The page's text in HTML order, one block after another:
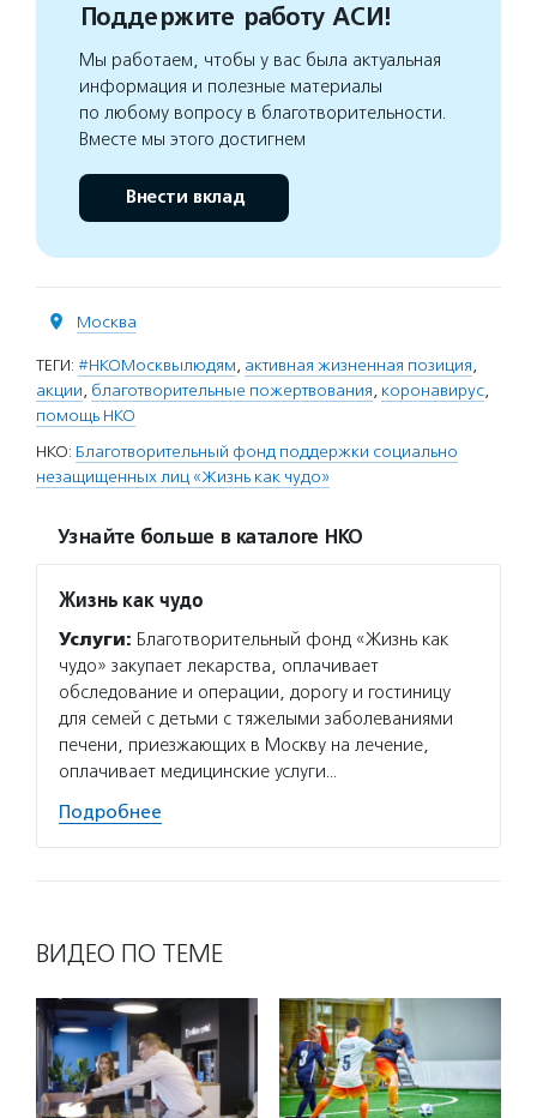
Поддержите работу АСИ!
Мы работаем, чтобы у вас была актуальная
информация и полезные материалы
по любому вопросу в благотворительности.
Вместе мы этого достигнем
Внести вклад
Москва
ТЕГИ: #НКОМосквылюдям, активная жизненная позиция,
акции, благотворительные пожертвования, коронавирус,
помощь НКО
НКО: Благотворительный фонд поддержки социально
незащищенных лиц «Жизнь как чудо»
Узнайте больше в каталоге НКО
Жизнь как чудо
Услуги: Благотворительный фонд «Жизнь как
чудо» закупает лекарства, оплачивает
обследование и операции, дорогу и гостиницу
для семей с детьми с тяжелыми заболеваниями
печени, приезжающих в Москву на лечение,
оплачивает медицинские услуги…
Подробнее
ВИДЕО ПО ТЕМЕ